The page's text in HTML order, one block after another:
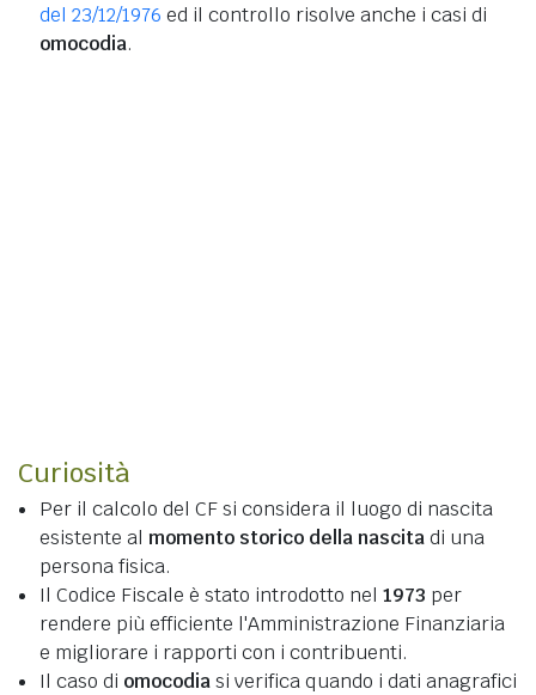
del 23/12/1976 ed il controllo risolve anche i casi di
omocodia.
Curiosità
Per il calcolo del CF si considera il luogo di nascita
esistente al momento storico della nascitadi una
persona fisica.
Il Codice Fiscale è stato introdotto nel 1973 per
rendere più efficiente l'Amministrazione Finanziaria
e migliorare i rapporti con i contribuenti.
Il caso di omocodiasi verifica quando i dati anagrafici